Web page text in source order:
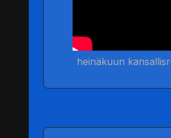
heinäkuun